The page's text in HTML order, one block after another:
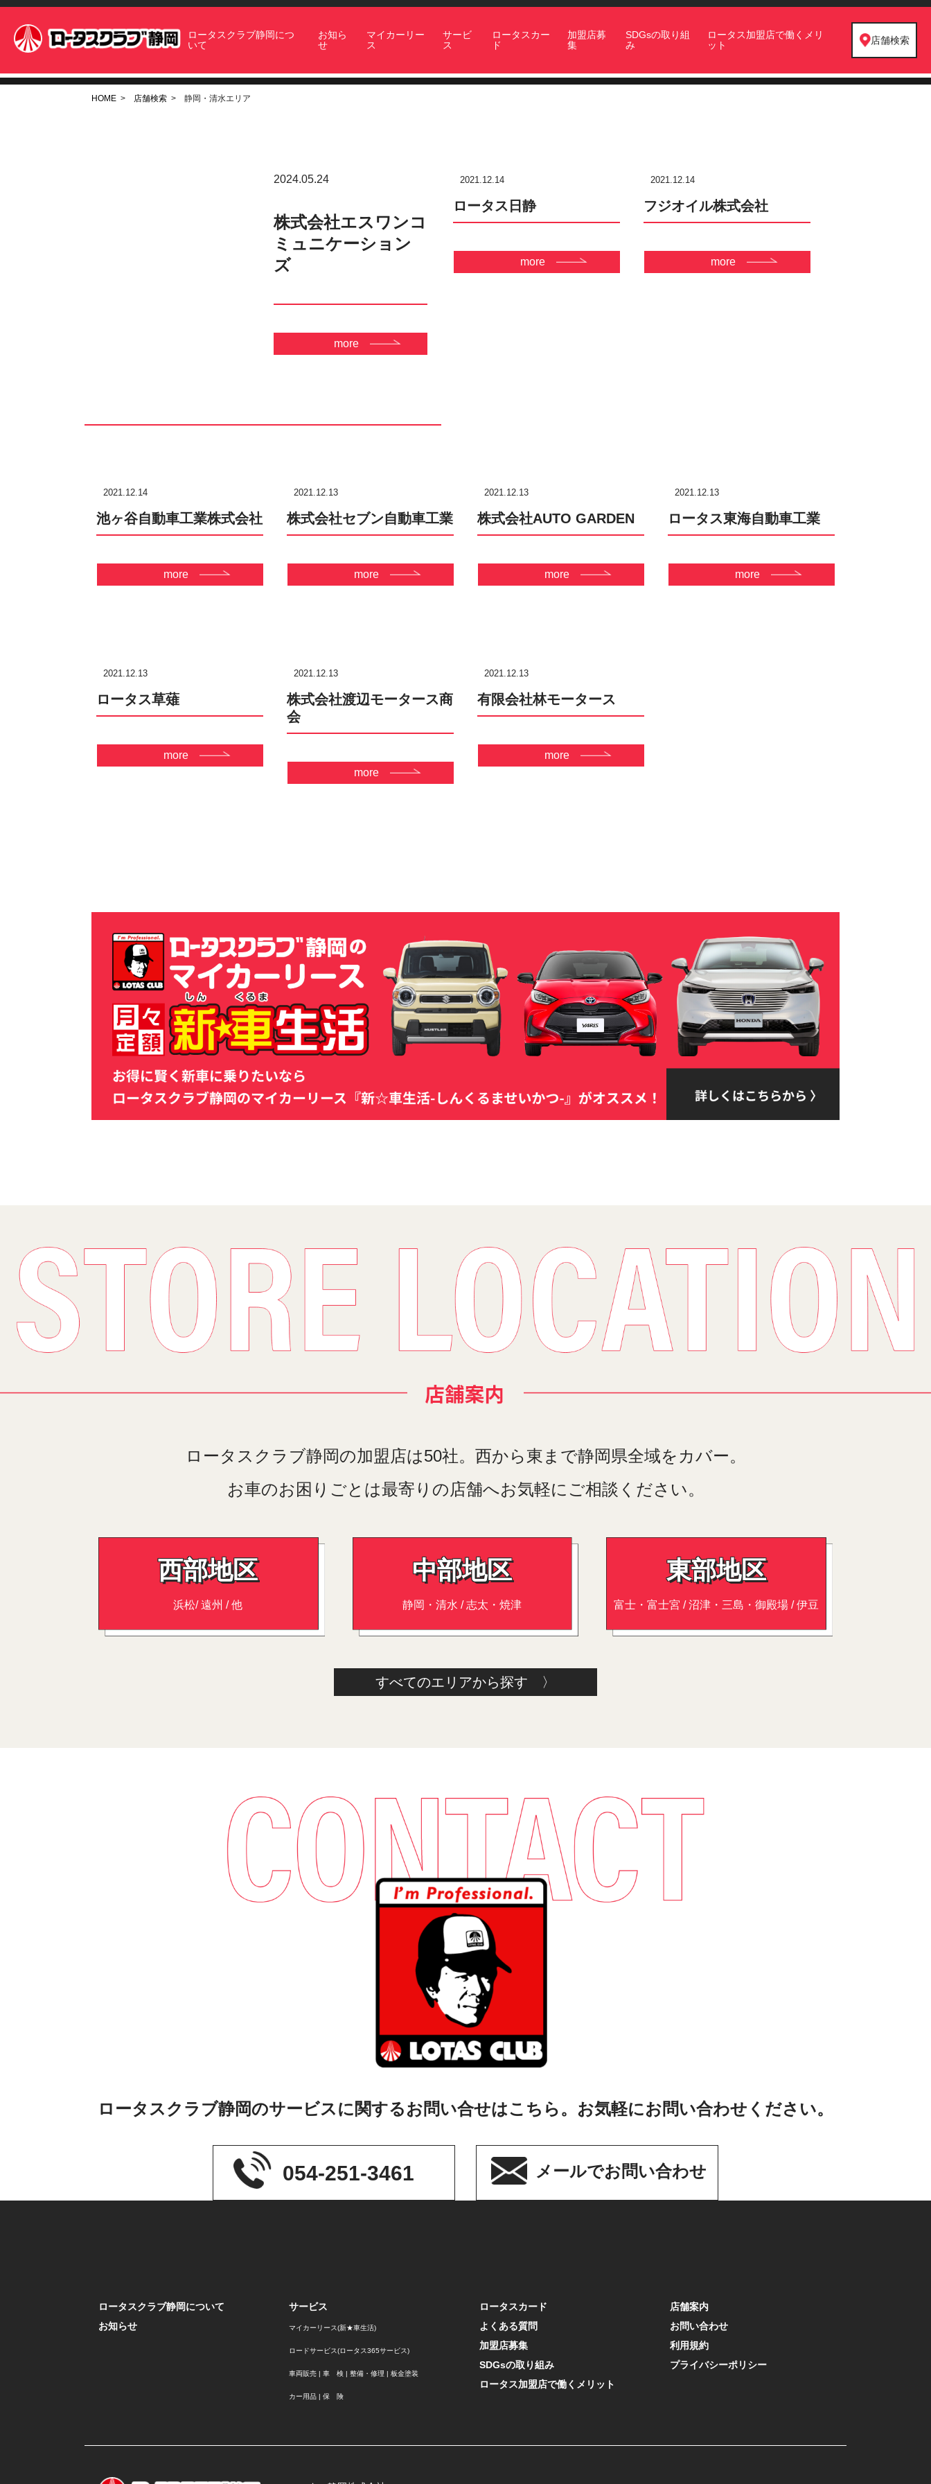
ロータスクラブ静岡につ
いて
お知ら
せ
マイカーリー
ス
サービ
ス
ロータスカー
ド
加盟店募
集
SDGsの取り組
み
ロータス加盟店で働くメリ
ット
店舗検索
HOME 店舗検索 静岡・清水エリア
2024.05.24
株式会社エスワンコ
ミュニケーション
ズ
more
2021.12.14
ロータス日静
more
2021.12.14
フジオイル株式会社
more
2021.12.14
池ヶ谷自動車工業株式会社
more
2021.12.13
株式会社セブン自動車工業
more
2021.12.13
株式会社AUTO GARDEN
more
2021.12.13
ロータス東海自動車工業
more
2021.12.13
ロータス草薙
more
2021.12.13
株式会社渡辺モータース商
会
more
2021.12.13
有限会社林モータース
more
ロータスクラブ静岡の加盟店は50社。西から東まで静岡県全域をカバー。
お車のお困りごとは最寄りの店舗へお気軽にご相談ください。
西部地区
浜松/ 遠州 / 他
中部地区
静岡・清水 / 志太・焼津
東部地区
富士・富士宮 / 沼津・三島・御殿場 / 伊豆
すべてのエリアから探す 〉
ロータスクラブ静岡のサービスに関するお問い合せはこちら。お気軽にお問い合わせください。
054-251-3461 メールでお問い合わせ
ロータスクラブ静岡について
お知らせ
サービス
マイカーリース(新★車生活)
ロードサービス(ロータス365サービス)
車両販売 | 車 検 | 整備・修理 | 板金塗装
カー用品 | 保 険
ロータスカード
よくある質問
加盟店募集
SDGsの取り組み
ロータス加盟店で働くメリット
店舗案内
お問い合わせ
利用規約
プライバシーポリシー